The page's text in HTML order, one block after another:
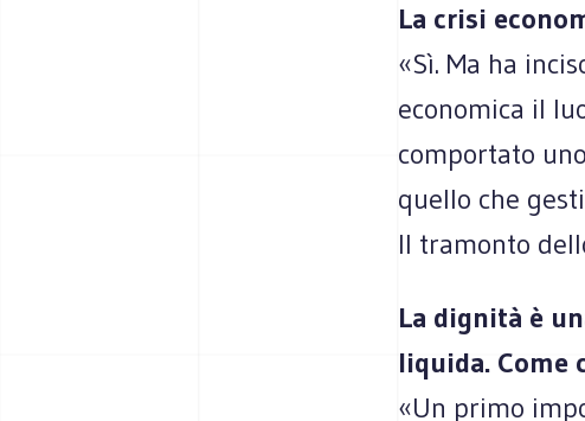
La crisi
«Sì. Ma ha
economica il
comportato
quello che
Il tramonto
La dignità è
liquida. Come
«Un primo